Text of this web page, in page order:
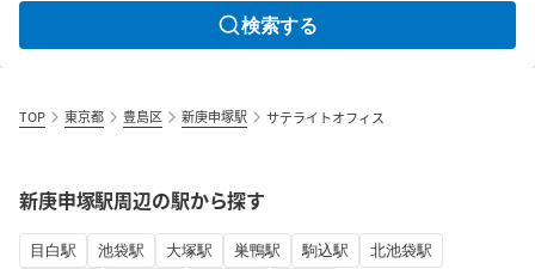
検索する
TOP 東京都 豊島区 新庚申塚駅 サテライトオフィス
新庚申塚駅周辺の駅から探す
目白駅 池袋駅 大塚駅 巣鴨駅 駒込駅
北池袋駅